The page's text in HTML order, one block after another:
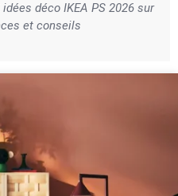
Loft
Maison D'hôtes
déco IKEA PS 2026 sur
et conseils